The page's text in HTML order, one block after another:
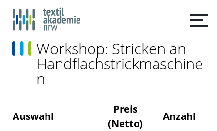
Workshop: Stricken an
Handflachstrickmaschine
n
Auswahl
Preis
(Netto)
Anzahl